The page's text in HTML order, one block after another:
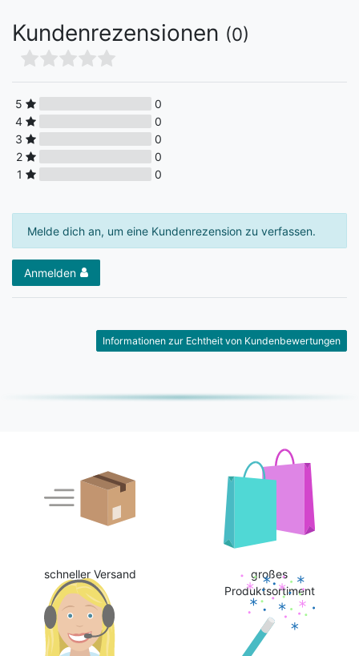
Kundenrezensionen (0)
5
0
4
0
3
0
2
0
1
0
Melde dich an, um eine Kundenrezension zu verfassen.
Anmelden
Informationen zur Echtheit von Kundenbewertungen
schneller Versand
großes
Produktsortiment